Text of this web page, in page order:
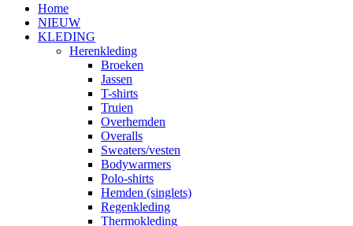
Home
NIEUW
KLEDING
Herenkleding
Broeken
Jassen
T-shirts
Truien
Overhemden
Overalls
Sweaters/vesten
Bodywarmers
Polo-shirts
Hemden (singlets)
Regenkleding
Thermokleding